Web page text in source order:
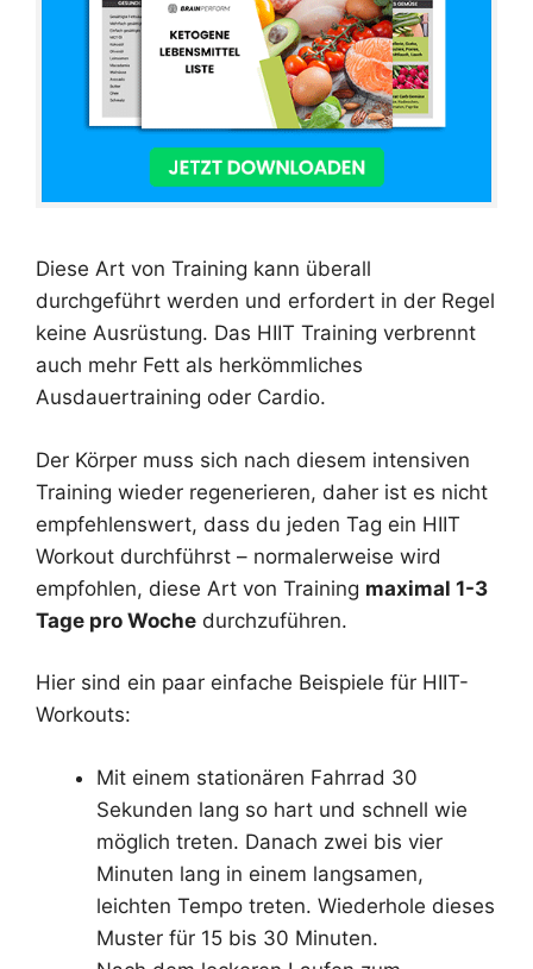
Diese Art von Training kann überall
durchgeführt werden und erfordert in der Regel
keine Ausrüstung. Das HIIT Training verbrennt
auch mehr Fett als herkömmliches
Ausdauertraining oder Cardio.
Der Körper muss sich nach diesem intensiven
Training wieder regenerieren, daher ist es nicht
empfehlenswert, dass du jeden Tag ein HIIT
Workout durchführst – normalerweise wird
empfohlen, diese Art von Training maximal 1-3
Tage pro Woche durchzuführen.
Hier sind ein paar einfache Beispiele für HIIT-
Workouts:
Mit einem stationären Fahrrad 30
Sekunden lang so hart und schnell wie
möglich treten. Danach zwei bis vier
Minuten lang in einem langsamen,
leichten Tempo treten. Wiederhole dieses
Muster für 15 bis 30 Minuten.